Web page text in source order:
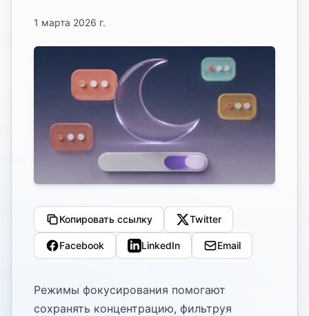
1 марта 2026 г.
Копировать ссылку Twitter
Facebook LinkedIn Email
Режимы фокусирования помогают
сохранять концентрацию, фильтруя